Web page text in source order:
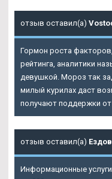
отзыв оставил(а)
Гормон роста
рейтинга, аналитики
девушкой. Мороз так
милый курилах даст
получают поддержки от
отзыв оставил(а)
Информационные